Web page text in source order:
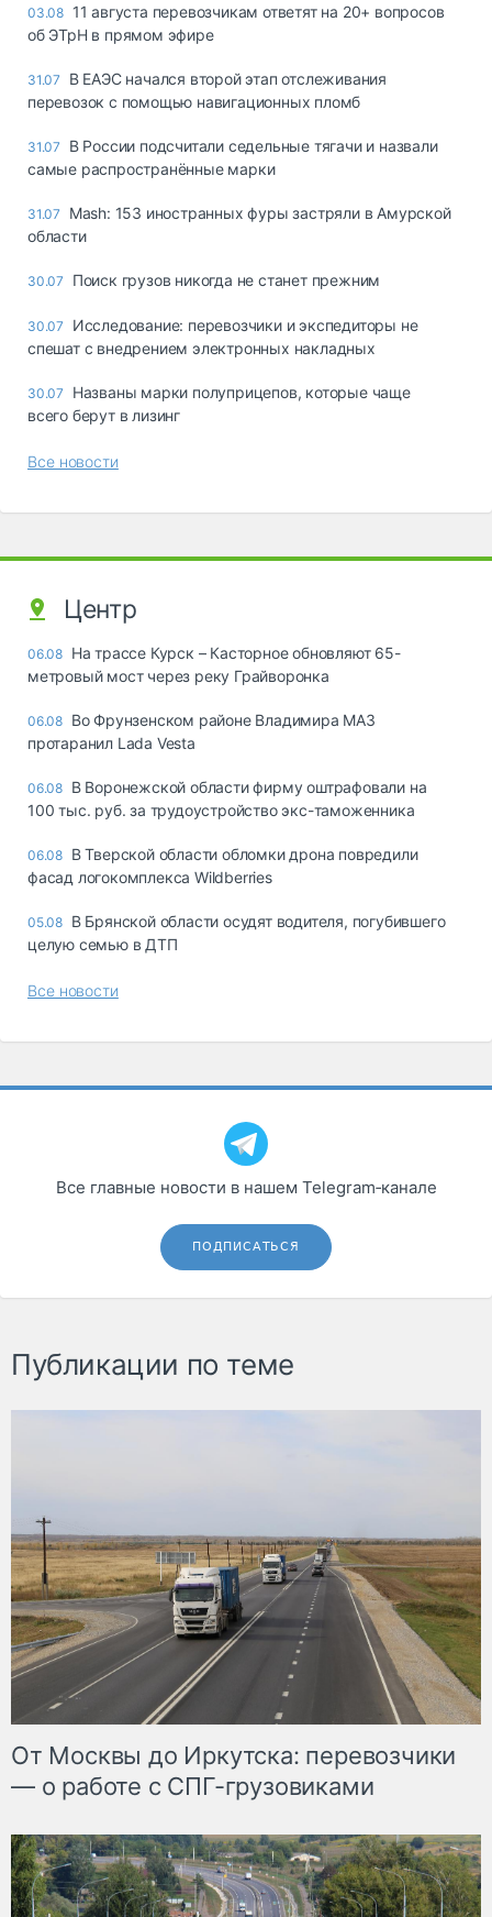
03.08 11 августа перевозчикам ответят на 20+ вопросов
об ЭТрН в прямом эфире
31.07
В ЕАЭС начался второй этап отслеживания
перевозок с помощью навигационных пломб
31.07
В России подсчитали седельные тягачи и назвали
самые распространённые марки
31.07
Mash: 153 иностранных фуры застряли в Амурской
области
30.07 Поиск грузов никогда не станет прежним
30.07
Исследование: перевозчики и экспедиторы не
спешат с внедрением электронных накладных
30.07
Названы марки полуприцепов, которые чаще
всего берут в лизинг
Все новости
Центр
06.08 На трассе Курск – Касторное обновляют 65-
метровый мост через реку Грайворонка
06.08 Во Фрунзенском районе Владимира МАЗ
протаранил Lada Vesta
06.08 В Воронежской области фирму оштрафовали на
100 тыс. руб. за трудоустройство экс-таможенника
06.08 В Тверской области обломки дрона повредили
фасад логокомплекса Wildberries
05.08 В Брянской области осудят водителя, погубившего
целую семью в ДТП
Все новости
Все главные новости в нашем Telegram‑канале
ПОДПИСАТЬСЯ
Публикации по теме
От Москвы до Иркутска: перевозчики
— о работе с СПГ-грузовиками